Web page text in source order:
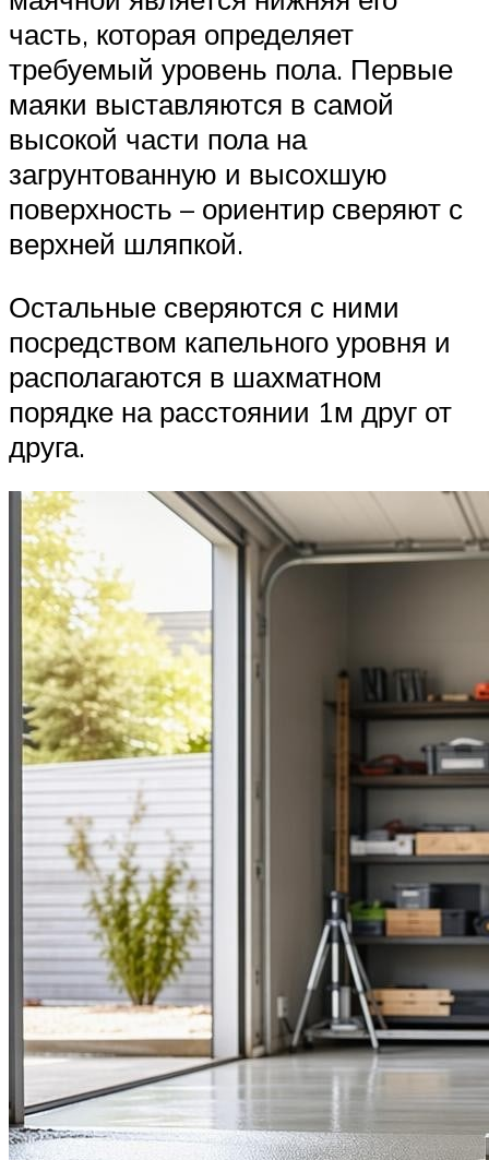
часть, которая определяет
требуемый уровень пола. Первые
маяки выставляются в самой
высокой части пола на
загрунтованную и высохшую
поверхность – ориентир сверяют с
верхней шляпкой.
Остальные сверяются с ними
посредством капельного уровня и
располагаются в шахматном
порядке на расстоянии 1м друг от
друга.